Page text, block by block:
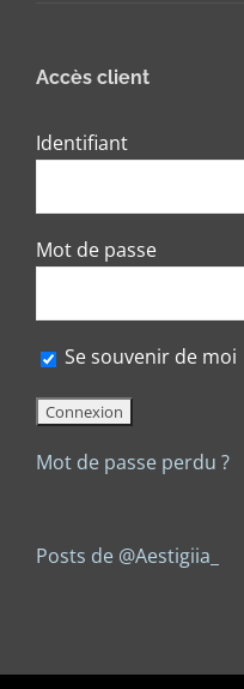
Accès client
Identifiant
Mot de passe
Se souvenir de moi
Mot de passe perdu ?
Posts de @Aestigiia_